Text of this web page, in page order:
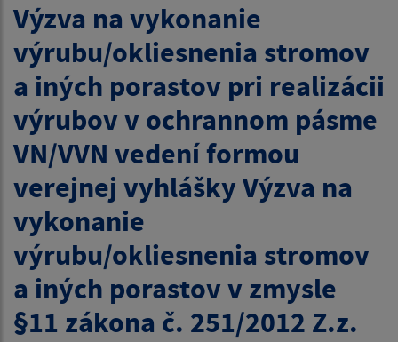
Výzva na vykonanie
výrubu/okliesnenia stromov
a iných porastov pri realizácii
výrubov v ochrannom pásme
VN/VVN vedení formou
verejnej vyhlášky Výzva na
vykonanie
výrubu/okliesnenia stromov
a iných porastov v zmysle
§11 zákona č. 251/2012 Z.z.